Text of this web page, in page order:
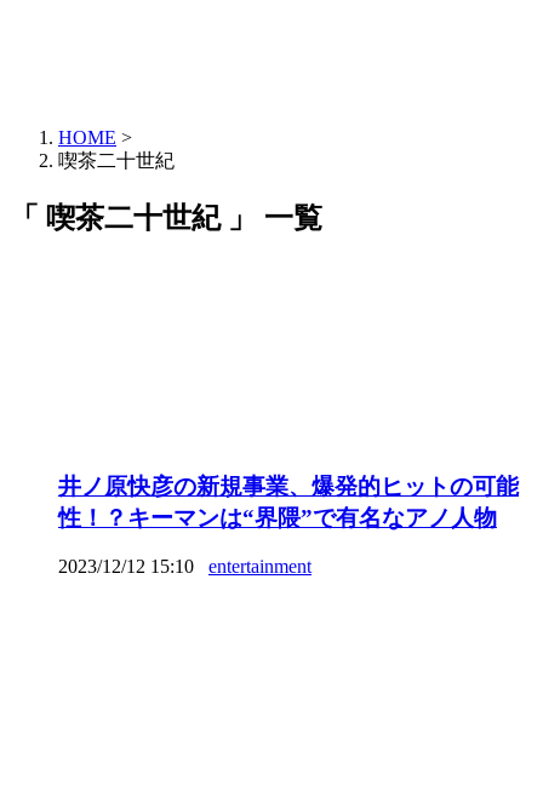
HOME >
喫茶二十世紀
「 喫茶二十世紀 」 一覧
井ノ原快彦の新規事業、爆発的ヒットの可能
性！？キーマンは“界隈”で有名なアノ人物
2023/12/12 15:10 entertainment